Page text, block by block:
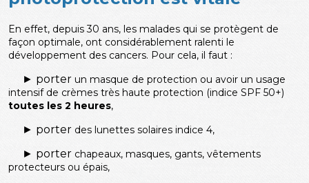
En effet, depuis 30 ans, les malades qui se protègent de
façon optimale, ont considérablement ralenti le
développement des cancers. Pour cela, il faut :
► porter un masque de protection ou avoir un usage
intensif de crèmes très haute protection (indice SPF 50+)
toutes les 2 heures,
► porter des lunettes solaires indice 4,
► porter chapeaux, masques, gants, vêtements
protecteurs ou épais,